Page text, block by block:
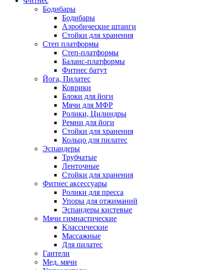
Бодибары
Бодибары
Аэробические штанги
Стойки для хранения
Степ платформы
Степ-платформы
Баланс-платформы
Фитнес батут
Йога, Пилатес
Коврики
Блоки для йоги
Мячи для МФР
Ролики, Цилиндры
Ремни для йоги
Стойки для хранения
Кольцо для пилатес
Эспандеры
Трубчатые
Ленточные
Стойки для хранения
Фитнес аксессуары
Ролики для пресса
Упоры для отжиманий
Эспандеры кистевые
Мячи гимнастические
Классические
Массажные
Для пилатес
Гантели
Мед. мячи